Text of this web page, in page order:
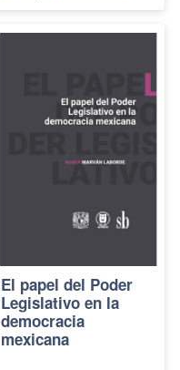
El papel del Poder
Legislativo en la
democracia
mexicana